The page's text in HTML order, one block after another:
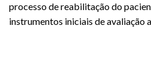
processo de reabilitação do
instrumentos iniciais de avaliação